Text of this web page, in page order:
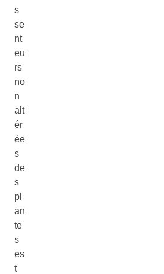
s
se
nt
eu
rs
no
n
alt
ér
ée
s
de
s
pl
an
te
s
es
t